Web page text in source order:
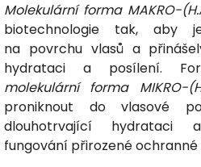
Molekulární forma MAKRO-
biotechnologie tak, aby
na povrchu vlasů a
hydrataci a posílení.
molekulární forma MIKRO-
proniknout do vlasové
dlouhotrvající hydrataci
fungování přirozené